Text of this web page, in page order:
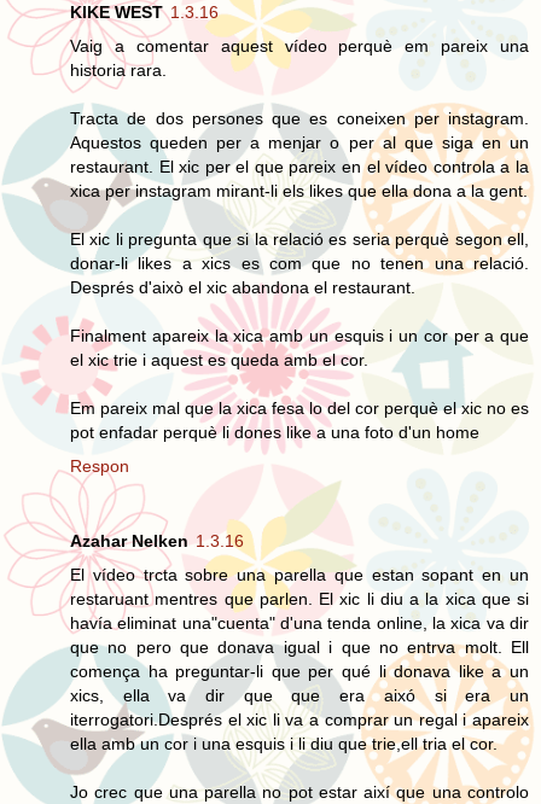
KIKE WEST 1.3.16
Vaig a comentar aquest vídeo perquè em pareix una
historia rara.
Tracta de dos persones que es coneixen per instagram.
Aquestos queden per a menjar o per al que siga en un
restaurant. El xic per el que pareix en el vídeo controla a la
xica per instagram mirant-li els likes que ella dona a la gent.
El xic li pregunta que si la relació es seria perquè segon ell,
donar-li likes a xics es com que no tenen una relació.
Després d'això el xic abandona el restaurant.
Finalment apareix la xica amb un esquis i un cor per a que
el xic trie i aquest es queda amb el cor.
Em pareix mal que la xica fesa lo del cor perquè el xic no es
pot enfadar perquè li dones like a una foto d'un home
Respon
Azahar Nelken 1.3.16
El vídeo trcta sobre una parella que estan sopant en un
restaruant mentres que parlen. El xic li diu a la xica que si
havía eliminat una"cuenta" d'una tenda online, la xica va dir
que no pero que donava igual i que no entrva molt. Ell
comença ha preguntar-li que per qué li donava like a un
xics, ella va dir que que era aixó si era un
iterrogatori.Després el xic li va a comprar un regal i apareix
ella amb un cor i una esquis i li diu que trie,ell tria el cor.
Jo crec que una parella no pot estar així que una controlo